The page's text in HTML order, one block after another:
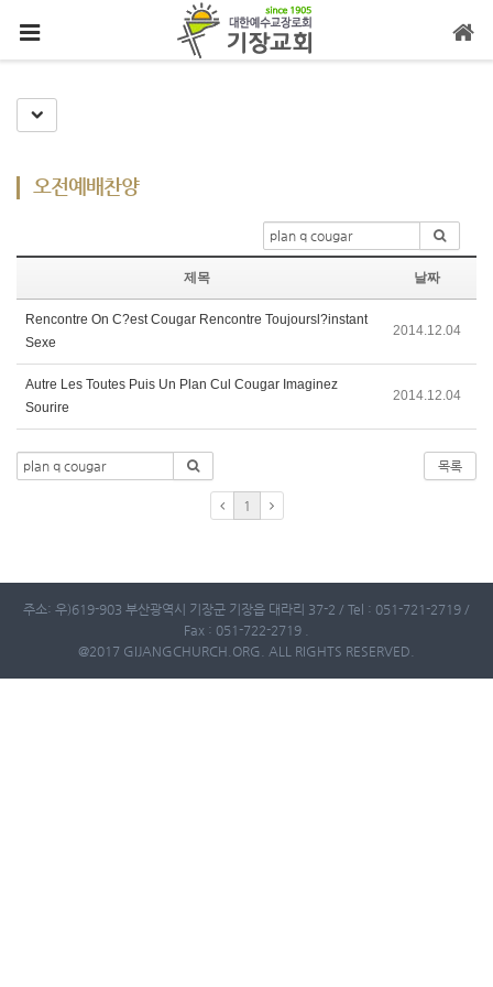
Toggle Dropdown
오전예배찬양
제목 날짜
Rencontre On C?est Cougar Rencontre Toujoursl?instant
Sexe
2014.12.04
Autre Les Toutes Puis Un Plan Cul Cougar Imaginez
Sourire
2014.12.04
목록
1
주소: 우)619-903 부산광역시 기장군 기장읍 대라리 37-2 / Tel : 051-721-2719 /
Fax : 051-722-2719 .
@2017 GIJANGCHURCH.ORG. ALL RIGHTS RESERVED.